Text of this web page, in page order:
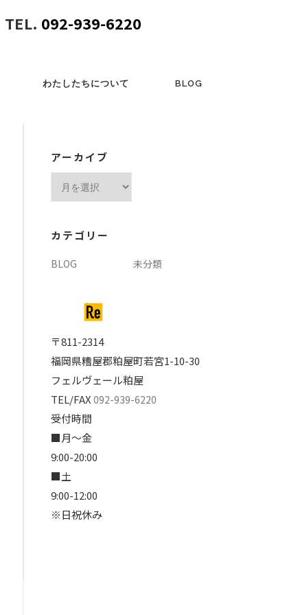
わたしたちについて BLOG
TEL. 092-939-6220
アーカイブ
ブ
カテゴリー
BLOG 未分類
〒811-2314
福岡県糟屋郡粕屋町若宮1-10-30
フェルヴェール粕屋
TEL/FAX 092-939-6220
受付時間
■月～金
9:00-20:00
■土
9:00-12:00
※日祝休み